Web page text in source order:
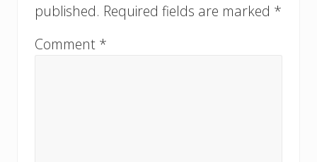
published. Required fields are marked *
Comment *